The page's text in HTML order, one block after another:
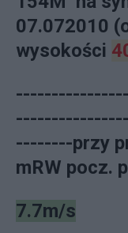
07.072010
wysokości
--------przy
mRW pocz.
7.7m/s